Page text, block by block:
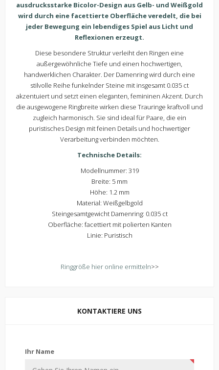
ausdrucksstarke Bicolor-Design aus Gelb- und Weißgold
wird durch eine facettierte Oberfläche veredelt, die bei
jeder Bewegung ein lebendiges Spiel aus Licht und
Reflexionen erzeugt.
Diese besondere Struktur verleiht den Ringen eine
außergewöhnliche Tiefe und einen hochwertigen,
handwerklichen Charakter. Der Damenring wird durch eine
stilvolle Reihe funkelnder Steine mit insgesamt 0.035 ct
akzentuiert und setzt einen eleganten, femininen Akzent. Durch
die ausgewogene Ringbreite wirken diese Trauringe kraftvoll und
zugleich harmonisch. Sie sind ideal für Paare, die ein
puristisches Design mit feinen Details und hochwertiger
Verarbeitung verbinden möchten.
Technische Details:
Modellnummer: 319
Breite: 5 mm
Höhe: 1.2 mm
Material: Weißgelbgold
Steingesamtgewicht Damenring: 0.035 ct
Oberfläche: facettiert mit polierten Kanten
Linie: Puristisch
Ringgröße hier online ermitteln>>
KONTAKTIERE UNS
Ihr Name